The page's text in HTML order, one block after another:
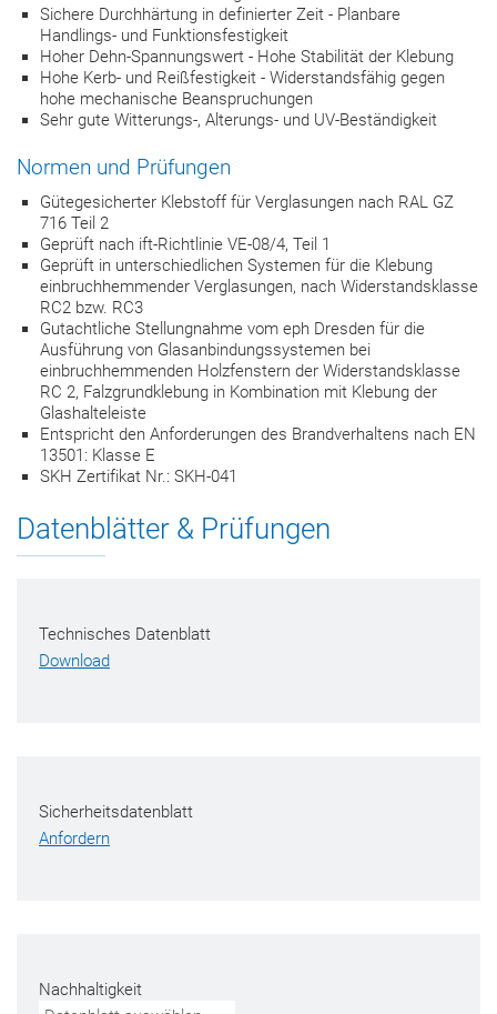
Sichere Durchhärtung in definierter Zeit - Planbare
Handlings- und Funktionsfestigkeit
Hoher Dehn-Spannungswert - Hohe Stabilität der Klebung
Hohe Kerb- und Reißfestigkeit - Widerstandsfähig gegen
hohe mechanische Beanspruchungen
Sehr gute Witterungs-, Alterungs- und UV-Beständigkeit
Normen und Prüfungen
Gütegesicherter Klebstoff für Verglasungen nach RAL GZ
716 Teil 2
Geprüft nach ift-Richtlinie VE-08/4, Teil 1
Geprüft in unterschiedlichen Systemen für die Klebung
einbruchhemmender Verglasungen, nach Widerstandsklasse
RC2 bzw. RC3
Gutachtliche Stellungnahme vom eph Dresden für die
Ausführung von Glasanbindungssystemen bei
einbruchhemmenden Holzfenstern der Widerstandsklasse
RC 2, Falzgrundklebung in Kombination mit Klebung der
Glashalteleiste
Entspricht den Anforderungen des Brandverhaltens nach EN
13501: Klasse E
SKH Zertifikat Nr.: SKH-041
Datenblätter & Prüfungen
Technisches Datenblatt
Download
Sicherheitsdatenblatt
Anfordern
Nachhaltigkeit